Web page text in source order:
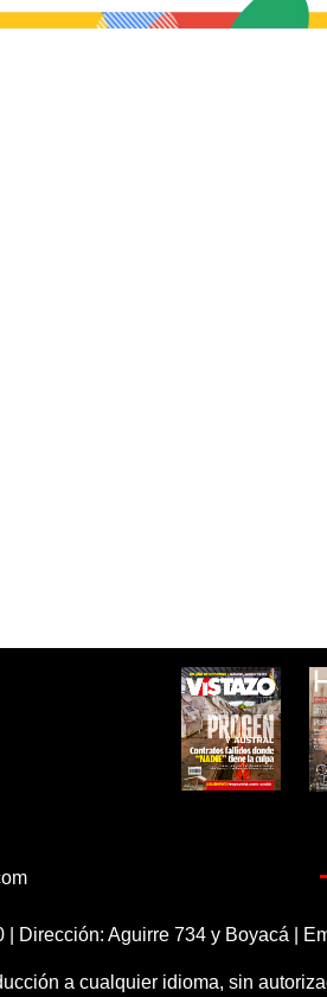
Dirección: Aguirre 734 y Boyacá |
a cualquier idioma, sin